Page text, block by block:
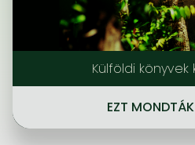
Külföldi
EZT